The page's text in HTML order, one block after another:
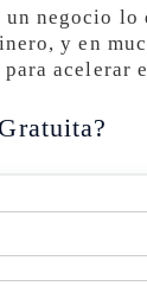
un negocio
y en
acelerar